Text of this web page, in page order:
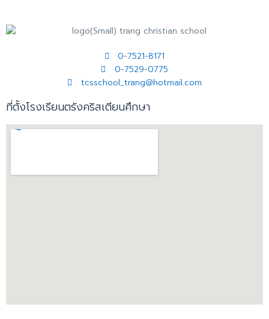
0-7521-8171
0-7529-0775
tcsschool_trang@hotmail.com
ที่ตั้งโรงเรียนตรังคริสเตียนศึกษา